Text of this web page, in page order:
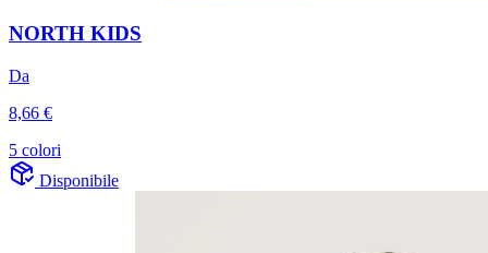
NORTH KIDS
Da
8,66 €
5 colori
Disponibile